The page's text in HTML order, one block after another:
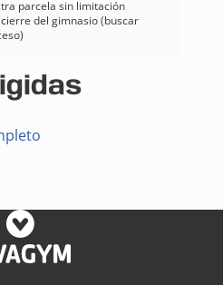
parcela sin limitación
del gimnasio (buscar